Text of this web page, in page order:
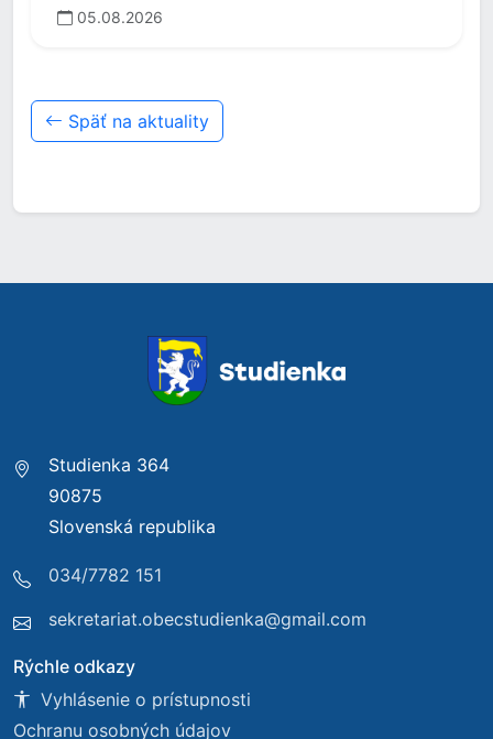
05.08.2026
Späť na aktuality
Studienka 364
90875
Slovenská republika
034/7782 151
sekretariat.obecstudienka@gmail.com
Rýchle odkazy
Vyhlásenie o prístupnosti
Ochranu osobných údajov